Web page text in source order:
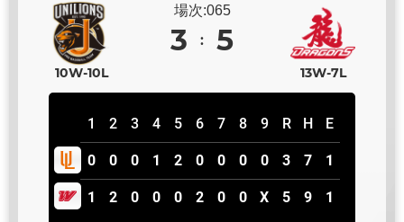
場次:065
3
10W-10L
1 2 3 4 5 6 7 8 9
0 0 0 1 2 0 0 0 0
1 2 0 0 0 2 0 0 X
R H E
3 7 1
5 9 1
5
13W-7L